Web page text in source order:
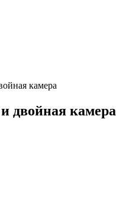
камера
двойная камера